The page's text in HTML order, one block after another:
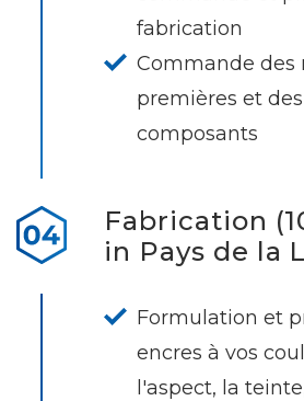
fabrication
Commande des
premières et
composants
Fabrication
in Pays de la
Formulation et
encres à vos
l'aspect, la